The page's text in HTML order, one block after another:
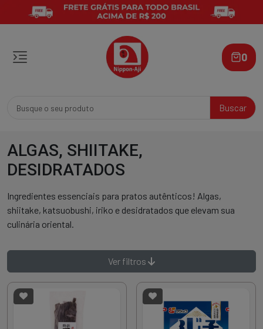
Buscar
0
ALGAS, SHIITAKE,
DESIDRATADOS
Ingredientes essenciais para pratos autênticos! Algas,
shiitake, katsuobushi, iriko e desidratados que elevam sua
culinária oriental.
Ver filtros